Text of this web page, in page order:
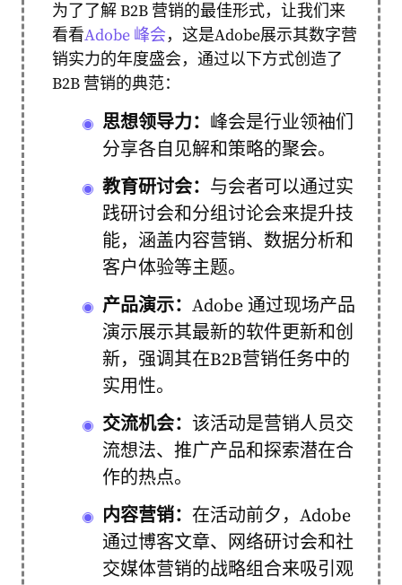
为了了解 B2B 营销的最佳形式，让我们来
看看Adob​​e 峰会，这是Adobe展示其数字营
销实力的年度盛会，通过以下方式创造了
B2B 营销的典范：
思想领导力： 峰会是行业领袖们
分享各自见解和策略的聚会。
教育研讨会： 与会者可以通过实
践研讨会和分组讨论会来提升技
能，涵盖内容营销、数据分析和
客户体验等主题。
产品演示： Adobe 通过现场产品
演示展示其最新的软件更新和创
新，强调其在B2B营销任务中的
实用性。
交流机会： 该活动是营销人员交
流想法、推广产品和探索潜在合
作的热点。
内容营销： 在活动前夕，Adobe
通过博客文章、网络研讨会和社
交媒体营销的战略组合来吸引观